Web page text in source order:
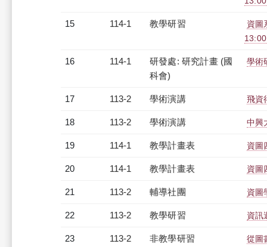
15 114-1 教學研習
資圖
16 114-1
研發處: 研究計畫 (國
科會)
學術
17 113-2 學術演講 飛資
18 113-2 學術演講 中興
19 114-1 教學計畫表 資圖
20 114-1 教學計畫表 資圖
21 113-2 輔導社團 資圖
22 113-2 教學研習 資訊
23 113-2 非教學研習
從圖